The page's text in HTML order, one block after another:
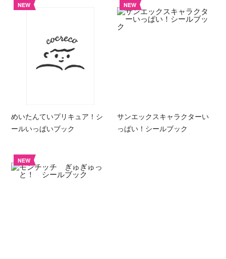
NEW
めいたんていプリキュア！シ
ールいっぱいブック
NEW
サンエックスキャラクターい
っぱい！シールブック
NEW